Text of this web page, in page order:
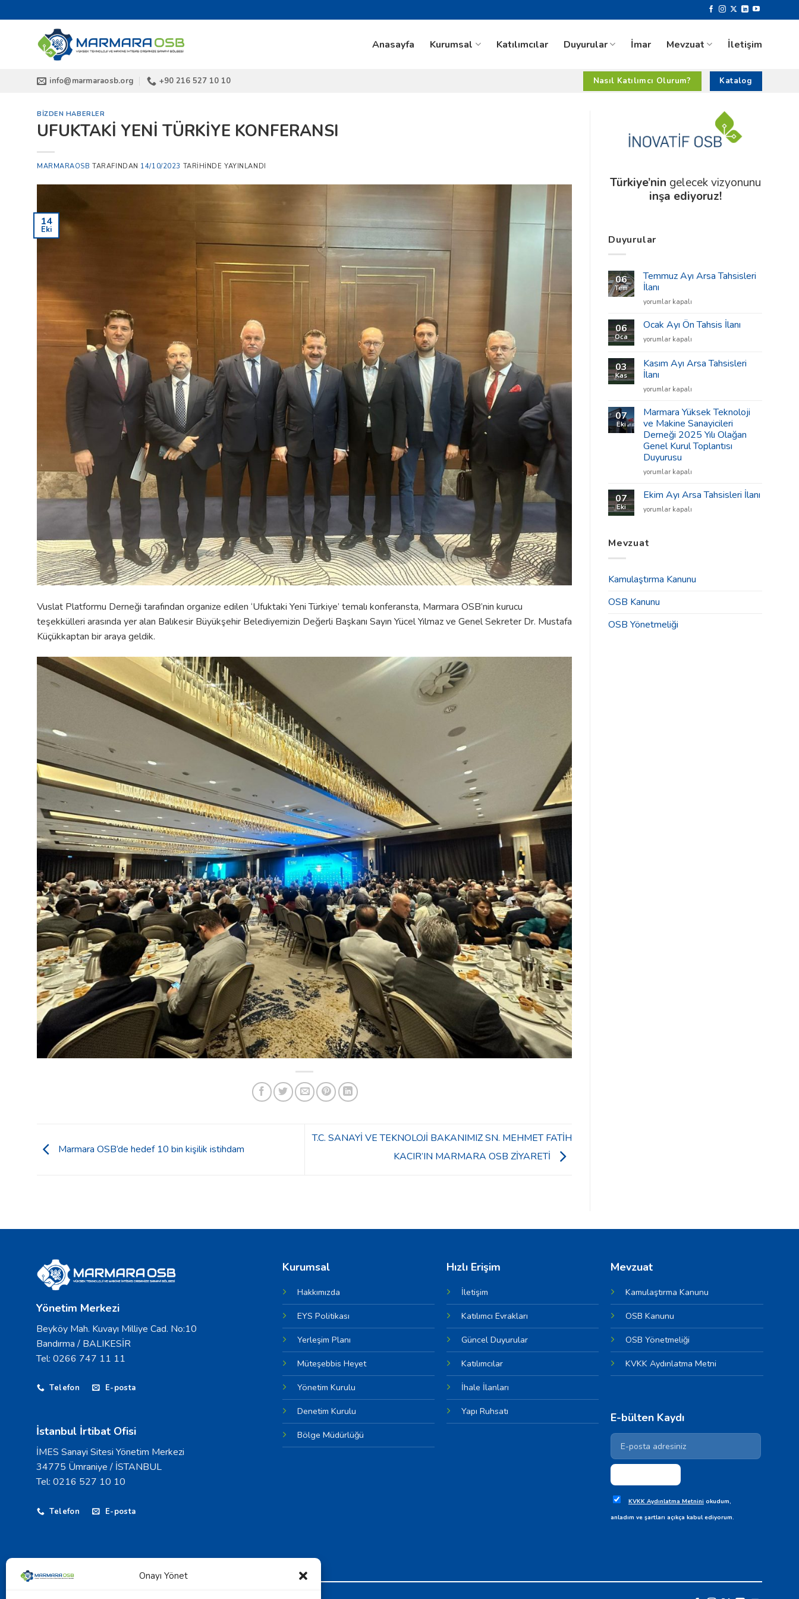
Onayı Yönet
atla
Anasayfa
Kurumsal Katılımcılar Duyurular İmar Mevzuat İletişim
info@marmaraosb.org +90 216 527 10 10 Nasıl Katılımcı Olurum? Katalog
BIZDEN HABERLER
UFUKTAKİ YENİ TÜRKİYE KONFERANSI
MARMARAOSB TARAFINDAN 14/10/2023 TARIHINDE YAYINLANDI
14
Eki
Vuslat Platformu Derneği tarafından organize edilen ‘Ufuktaki Yeni Türkiye’ temalı konferansta, Marmara OSB’nin kurucu
teşekkülleri arasında yer alan Balıkesir Büyükşehir Belediyemizin Değerli Başkanı Sayın Yücel Yılmaz ve Genel Sekreter Dr. Mustafa
Küçükkaptan bir araya geldik.
Marmara OSB’de hedef 10 bin kişilik istihdam
T.C. SANAYİ VE TEKNOLOJİ BAKANIMIZ SN. MEHMET FATİH
KACIR’IN MARMARA OSB ZİYARETİ
Türkiye’nin gelecek vizyonunu
inşa ediyoruz!
Duyurular
06
Tem
Temmuz Ayı Arsa Tahsisleri
İlanı
Temmuz
Arsa
İlanı
yorumlar kapalı
06
Oca
Ocak Ayı Ön Tahsis İlanı
Ocak
Ön
Tahsis
İlanı
için
yorumlar kapalı
03
Kas
Kasım Ayı Arsa Tahsisleri
İlanı
Kasım
Arsa
Tahsisleri
İlanı
için
yorumlar kapalı
07
Eki
Marmara Yüksek Teknoloji
ve Makine Sanayicileri
Derneği 2025 Yılı Olağan
Genel Kurul Toplantısı
Duyurusu
Marmara
Teknoloji
Makine
2025
Kurul
Duyurusu
yorumlar kapalı
07
Eki
Ekim Ayı Arsa Tahsisleri İlanı
Ekim
Tahsisleri
yorumlar kapalı
Mevzuat
Kamulaştırma Kanunu
OSB Kanunu
OSB Yönetmeliği
Yönetim Merkezi
Beyköy Mah. Kuvayı Milliye Cad. No:10
Bandırma / BALIKESİR
Tel: 0266 747 11 11
Telefon E-posta
İstanbul İrtibat Ofisi
İMES Sanayi Sitesi Yönetim Merkezi
34775 Ümraniye / İSTANBUL
Tel: 0216 527 10 10
Telefon E-posta
Kurumsal
Hakkımızda
EYS Politikası
Yerleşim Planı
Müteşebbis Heyet
Yönetim Kurulu
Denetim Kurulu
Bölge Müdürlüğü
Hızlı Erişim
İletişim
Katılımcı Evrakları
Güncel Duyurular
Katılımcılar
İhale İlanları
Yapı Ruhsatı
Mevzuat
Kamulaştırma Kanunu
OSB Kanunu
OSB Yönetmeliği
KVKK Aydınlatma Metni
E-bülten Kaydı
KVKK Aydınlatma Metnini okudum,
anladım ve şartları açıkça kabul ediyorum.